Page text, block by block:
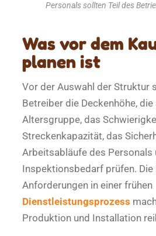
Personals sollten Teil des
Was vor dem
planen ist
Vor der Auswahl der Struktur
Betreiber die Deckenhöhe,
Altersgruppe, das
Streckenkapazität, das
Arbeitsabläufe des Personals
Inspektionsbedarf prüfen.
Anforderungen in einer frühen
Dienstleistungsprozess
Produktion und Installation